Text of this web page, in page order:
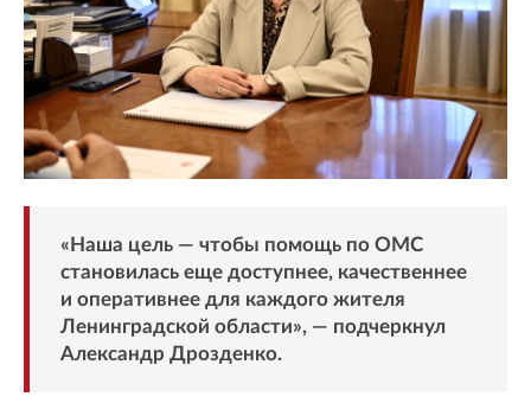
«Наша цель — чтобы помощь по ОМС
становилась еще доступнее, качественнее
и оперативнее для каждого жителя
Ленинградской области», — подчеркнул
Александр Дрозденко.